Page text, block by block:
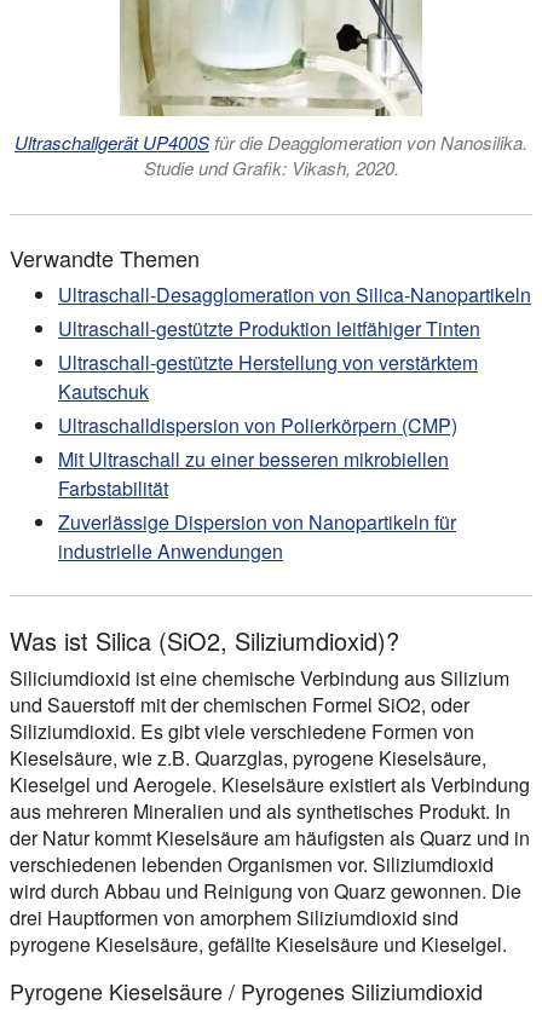
Ultraschallgerät UP400S für die Deagglomeration von Nanosilika.
Studie und Grafik: Vikash, 2020.
Verwandte Themen
Ultraschall-Desagglomeration von Silica-Nanopartikeln
Ultraschall-gestützte Produktion leitfähiger Tinten
Ultraschall-gestützte Herstellung von verstärktem
Kautschuk
Ultraschalldispersion von Polierkörpern (CMP)
Mit Ultraschall zu einer besseren mikrobiellen
Farbstabilität
Zuverlässige Dispersion von Nanopartikeln für
industrielle Anwendungen
Was ist Silica (SiO2, Siliziumdioxid)?
Siliciumdioxid ist eine chemische Verbindung aus Silizium
und Sauerstoff mit der chemischen Formel SiO2, oder
Siliziumdioxid. Es gibt viele verschiedene Formen von
Kieselsäure, wie z.B. Quarzglas, pyrogene Kieselsäure,
Kieselgel und Aerogele. Kieselsäure existiert als Verbindung
aus mehreren Mineralien und als synthetisches Produkt. In
der Natur kommt Kieselsäure am häufigsten als Quarz und in
verschiedenen lebenden Organismen vor. Siliziumdioxid
wird durch Abbau und Reinigung von Quarz gewonnen. Die
drei Hauptformen von amorphem Siliziumdioxid sind
pyrogene Kieselsäure, gefällte Kieselsäure und Kieselgel.
Pyrogene Kieselsäure / Pyrogenes Siliziumdioxid